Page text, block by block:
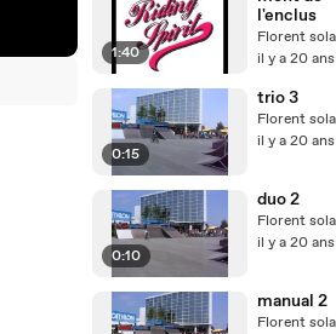
1:40
l'enclus
il y a 20 ans
0:15
trio 3
il y a 20 ans
0:10
duo 2
il y a 20 ans
manual 2